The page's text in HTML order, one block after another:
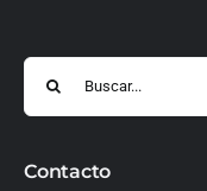
Buscar:
Contacto